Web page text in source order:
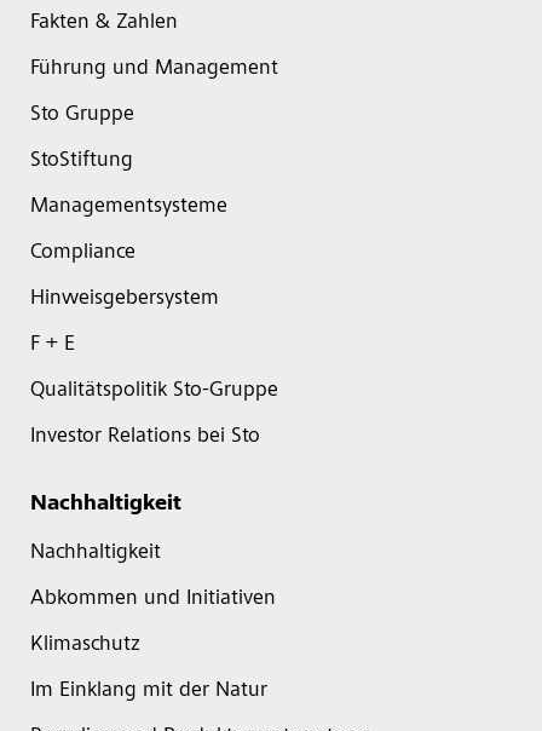
Fakten & Zahlen
Führung und Management
Sto Gruppe
StoStiftung
Managementsysteme
Compliance
Hinweisgebersystem
F + E
Qualitätspolitik Sto-Gruppe
Investor Relations bei Sto
Nachhaltigkeit
Nachhaltigkeit
Abkommen und Initiativen
Klimaschutz
Im Einklang mit der Natur